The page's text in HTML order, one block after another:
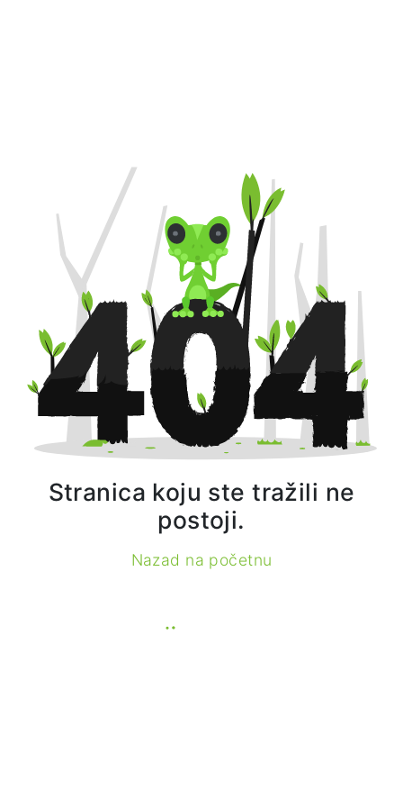
Stranica koju ste tražili ne
postoji.
Nazad na početnu